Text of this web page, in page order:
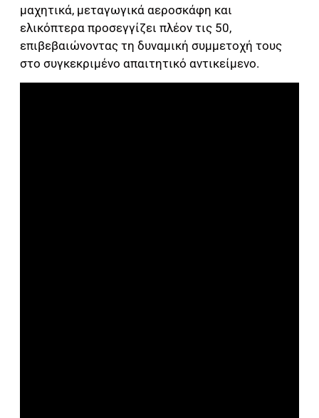
μαχητικά, μεταγωγικά αεροσκάφη και
ελικόπτερα προσεγγίζει πλέον τις 50,
επιβεβαιώνοντας τη δυναμική συμμετοχή τους
στο συγκεκριμένο απαιτητικό αντικείμενο.